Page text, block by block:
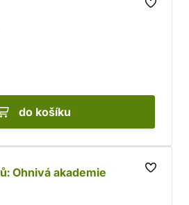
do košíku
Ohnivá akademie